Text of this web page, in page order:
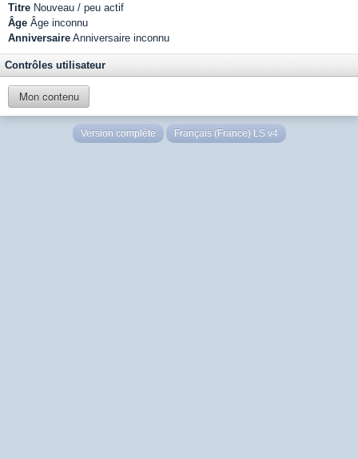
Titre Nouveau / peu actif
Âge Âge inconnu
Anniversaire Anniversaire inconnu
Contrôles utilisateur
Mon contenu
Version complète Français (France) LS v4